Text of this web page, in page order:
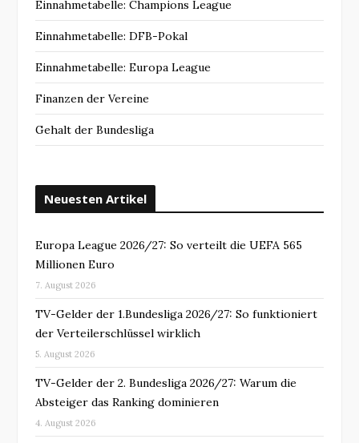
Einnahmetabelle: Champions League
Einnahmetabelle: DFB-Pokal
Einnahmetabelle: Europa League
Finanzen der Vereine
Gehalt der Bundesliga
Neuesten Artikel
Europa League 2026/27: So verteilt die UEFA 565
Millionen Euro
7. August 2026
TV-Gelder der 1.Bundesliga 2026/27: So funktioniert
der Verteilerschlüssel wirklich
5. August 2026
TV-Gelder der 2. Bundesliga 2026/27: Warum die
Absteiger das Ranking dominieren
4. August 2026